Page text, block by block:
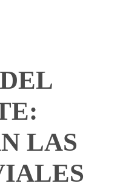
LAS